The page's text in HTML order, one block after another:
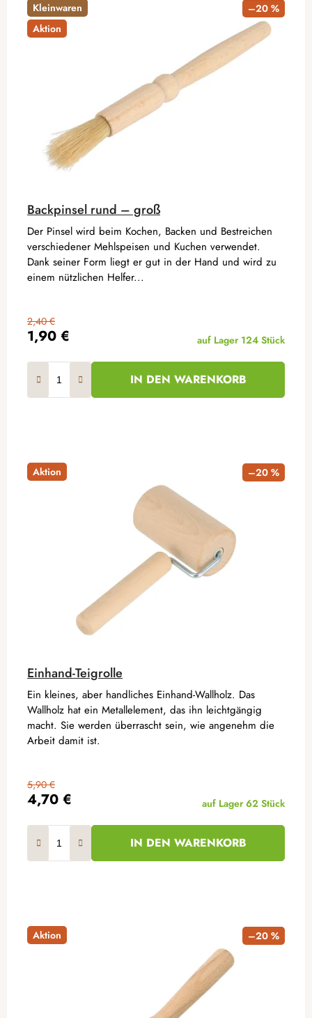
Kleinwaren
Aktion
–20 %
Backpinsel rund – groß
1,90 €
2,40 €
auf Lager 124 Stück
IN DEN WARENKORB
Der Pinsel wird beim Kochen, Backen und Bestreichen
verschiedener Mehlspeisen und Kuchen verwendet.
Dank seiner Form liegt er gut in der Hand und wird zu
einem nützlichen Helfer...
Aktion –20 %
Einhand-Teigrolle
4,70 €
5,90 €
auf Lager 62 Stück
IN DEN WARENKORB
Ein kleines, aber handliches Einhand-Wallholz. Das
Wallholz hat ein Metallelement, das ihn leichtgängig
macht. Sie werden überrascht sein, wie angenehm die
Arbeit damit ist.
Aktion –20 %